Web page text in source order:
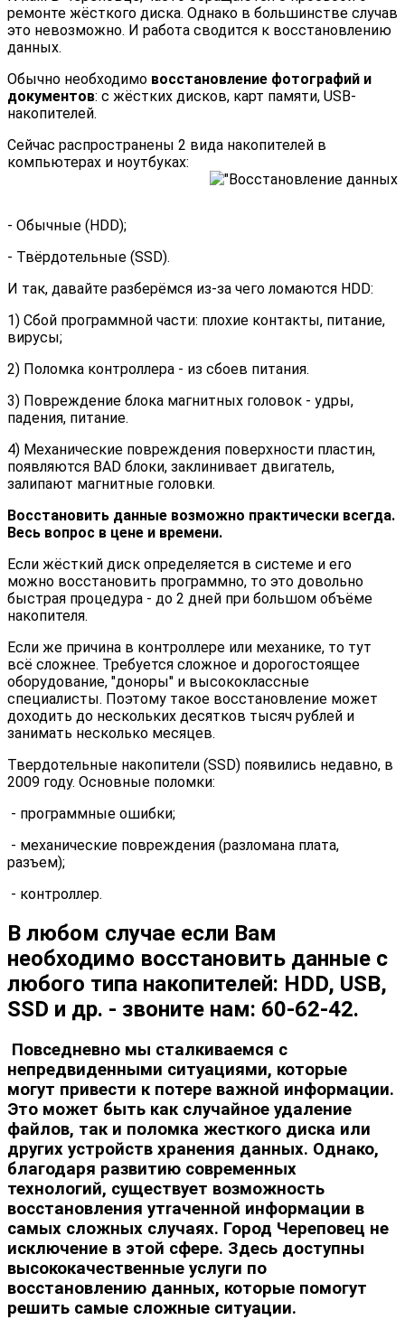
ремонте жёсткого диска. Однако в большинстве случав
это невозможно. И работа сводится к восстановлению
данных.
Обычно необходимо восстановление фотографий и
документов: с жёстких дисков, карт памяти, USB-
накопителей.
Сейчас распространены 2 вида накопителей в
компьютерах и ноутбуках:
- Обычные (HDD);
- Твёрдотельные (SSD).
И так, давайте разберёмся из-за чего ломаются HDD:
1) Сбой программной части: плохие контакты, питание,
вирусы;
2) Поломка контроллера - из сбоев питания.
3) Повреждение блока магнитных головок - удры,
падения, питание.
4) Механические повреждения поверхности пластин,
появляются BAD блоки, заклинивает двигатель,
залипают магнитные головки.
Восстановить данные возможно практически всегда.
Весь вопрос в цене и времени.
Если жёсткий диск определяется в системе и его
можно восстановить программно, то это довольно
быстрая процедура - до 2 дней при большом объёме
накопителя.
Если же причина в контроллере или механике, то тут
всё сложнее. Требуется сложное и дорогостоящее
оборудование, "доноры" и высококлассные
специалисты. Поэтому такое восстановление может
доходить до нескольких десятков тысяч рублей и
занимать несколько месяцев.
Твердотельные накопители (SSD) появились недавно, в
2009 году. Основные поломки:
- программные ошибки;
- механические повреждения (разломана плата,
разъем);
- контроллер.
В любом случае если Вам
необходимо восстановить данные с
любого типа накопителей: HDD, USB,
SSD и др. - звоните нам: 60-62-42.
Повседневно мы сталкиваемся с
непредвиденными ситуациями, которые
могут привести к потере важной информации.
Это может быть как случайное удаление
файлов, так и поломка жесткого диска или
других устройств хранения данных. Однако,
благодаря развитию современных
технологий, существует возможность
восстановления утraченной информации в
самых сложных случаях. Город Череповец не
исключение в этой сфере. Здесь доступны
высококачественные услуги по
восстановлению данных, которые помогут
решить самые сложные ситуации.